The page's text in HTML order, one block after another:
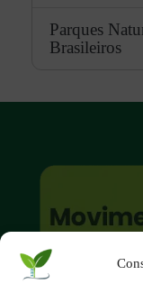
Parques
Brasileiros